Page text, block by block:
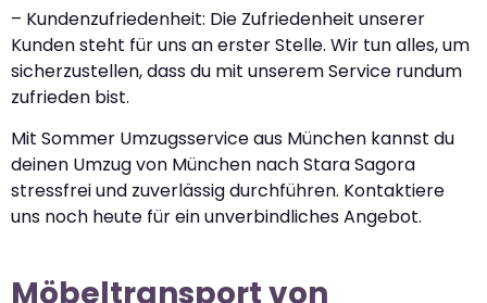
– Kundenzufriedenheit: Die Zufriedenheit unserer
Kunden steht für uns an erster Stelle. Wir tun alles, um
sicherzustellen, dass du mit unserem Service rundum
zufrieden bist.
Mit Sommer Umzugsservice aus München kannst du
deinen Umzug von München nach Stara Sagora
stressfrei und zuverlässig durchführen. Kontaktiere
uns noch heute für ein unverbindliches Angebot.
Möbeltransport von